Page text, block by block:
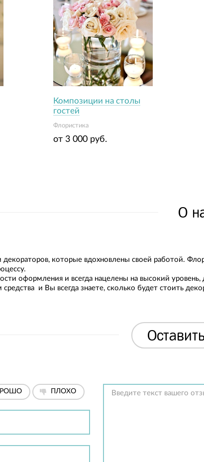
Композиции на столы
гостей
Флористика
от 3 000 руб.
О
которые вдохновлены своей работой.
оформления и всегда нацелены на высокий
и Вы всегда знаете, сколько будет стоить
ПЛОХО